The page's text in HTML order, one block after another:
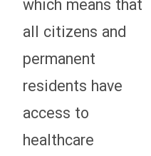
which means that
all citizens and
permanent
residents have
access to
healthcare